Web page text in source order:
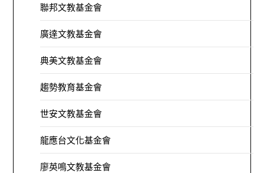
聯邦文教基金會
廣達文教基金會
典美文教基金會
趨勢教育基金會
世安文教基金會
龍應台文化基金會
廖英鳴文教基金會